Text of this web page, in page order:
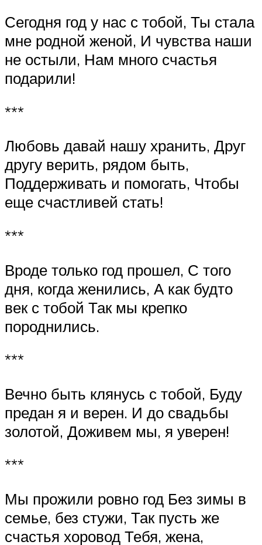
Сегодня год у нас с тобой, Ты стала
мне родной женой, И чувства наши
не остыли, Нам много счастья
подарили!
***
Любовь давай нашу хранить, Друг
другу верить, рядом быть,
Поддерживать и помогать, Чтобы
еще счастливей стать!
***
Вроде только год прошел, С того
дня, когда женились, А как будто
век с тобой Так мы крепко
породнились.
***
Вечно быть клянусь с тобой, Буду
предан я и верен. И до свадьбы
золотой, Доживем мы, я уверен!
***
Мы прожили ровно год Без зимы в
семье, без стужи, Так пусть же
счастья хоровод Тебя, жена,